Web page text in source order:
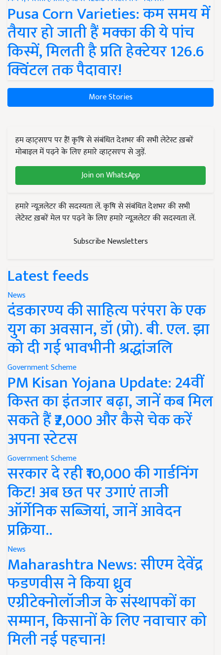
Pusa Corn Varieties: कम समय में
तैयार हो जाती हैं मक्का की ये पांच
किस्में, मिलती है प्रति हेक्टेयर 126.6
क्विंटल तक पैदावार!
More Stories
हम व्हाट्सएप पर हैं! कृषि से संबंधित देशभर की सभी लेटेस्ट ख़बरें
मोबाइल में पढ़ने के लिए हमारे व्हाट्सएप से जुड़ें.
Join on WhatsApp
हमारे न्यूज़लेटर की सदस्यता लें. कृषि से संबंधित देशभर की सभी
लेटेस्ट ख़बरें मेल पर पढ़ने के लिए हमारे न्यूज़लेटर की सदस्यता लें.
Subscribe Newsletters
Latest feeds
News
दंडकारण्य की साहित्य परंपरा के एक
युग का अवसान, डॉ (प्रो). बी. एल. झा
को दी गई भावभीनी श्रद्धांजलि
Government Scheme
PM Kisan Yojana Update: 24वीं
किस्त का इंतजार बढ़ा, जानें कब मिल
सकते हैं ₹2,000 और कैसे चेक करें
अपना स्टेटस
Government Scheme
सरकार दे रही ₹10,000 की गार्डनिंग
किट! अब छत पर उगाएं ताजी
ऑर्गेनिक सब्जियां, जानें आवेदन
प्रक्रिया..
News
Maharashtra News: सीएम देवेंद्र
फडणवीस ने किया ध्रुव
एग्रीटेक्नोलॉजीज के संस्थापकों का
सम्मान, किसानों के लिए नवाचार को
मिली नई पहचान!